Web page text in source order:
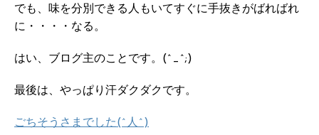
でも、味を分別できる人もいてすぐに手抜きがばればれ
に・・・・なる。
はい、ブログ主のことです。(^_^;)
最後は、やっぱり汗ダクダクです。
ごちそうさまでした(^人^)